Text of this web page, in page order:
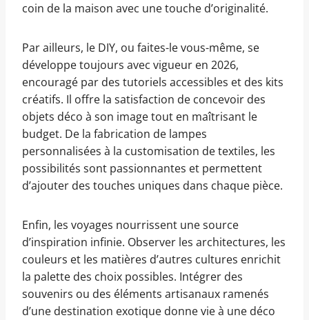
coin de la maison avec une touche d’originalité.
Par ailleurs, le DIY, ou faites-le vous-même, se
développe toujours avec vigueur en 2026,
encouragé par des tutoriels accessibles et des kits
créatifs. Il offre la satisfaction de concevoir des
objets déco à son image tout en maîtrisant le
budget. De la fabrication de lampes
personnalisées à la customisation de textiles, les
possibilités sont passionnantes et permettent
d’ajouter des touches uniques dans chaque pièce.
Enfin, les voyages nourrissent une source
d’inspiration infinie. Observer les architectures, les
couleurs et les matières d’autres cultures enrichit
la palette des choix possibles. Intégrer des
souvenirs ou des éléments artisanaux ramenés
d’une destination exotique donne vie à une déco